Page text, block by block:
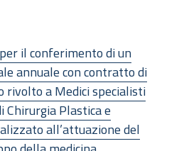
il conferimento di un
annuale con contratto di
rivolto a Medici specialisti
Chirurgia Plastica e
all’attuazione del